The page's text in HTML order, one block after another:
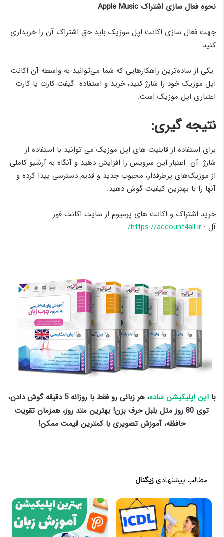
نحوهفعال سازی اشتراک Apple Music
جهت فعال سازی اکانت اپل موزیک باید حق اشتراک آن را خریداری
کنید.
یکی از ساده‌ترین راهکارهایی که شما می‌توانید به واسطه آن اکانت
اپل موزیک خود را شارژ کنید، خرید و استفاده گیفت کارت یا کارت
اعتباری اپل موزیک است.
نتیجه گیری:
برای استفاده از قابلیت های اپل موزیک می توانید با استفاده از
شارژ آن اعتبار این سرویس را افزایش دهید و آنگاه به آرشیو کاملی
از موزیک‌های پرطرفدار، محبوب جدید و قدیم دسترسی پیدا کرده و
آنها را با بهترین کیفیت گوش دهید.
خرید اشتراک و اکانت های پرمیوم از سایت اکانت فور
آل : https://account4all.ir/
بااین اپلیکیشن ساده
، هر زبانی رو فقط با روزانه 5 دقیقه گوش دادن،
توی 80 روز مثل بلبل حرف بزن! بهترین متد روز، همزمان تقویت
حافظه، آموزش تصویری با کمترین قیمت ممکن!